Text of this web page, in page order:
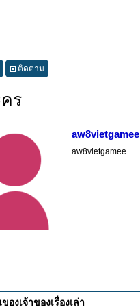
ติดตาม
ร
aw8vietgamee
aw8vietgamee
องเจ้าของเรื่องเล่า